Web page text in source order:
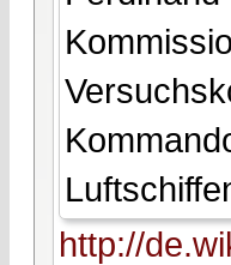
http://